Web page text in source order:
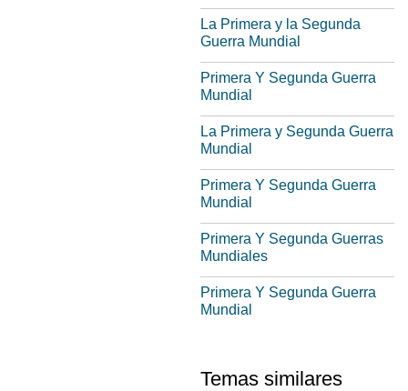
La Primera y la Segunda
Guerra Mundial
Primera Y Segunda Guerra
Mundial
La Primera y Segunda Guerra
Mundial
Primera Y Segunda Guerra
Mundial
Primera Y Segunda Guerras
Mundiales
Primera Y Segunda Guerra
Mundial
Temas similares